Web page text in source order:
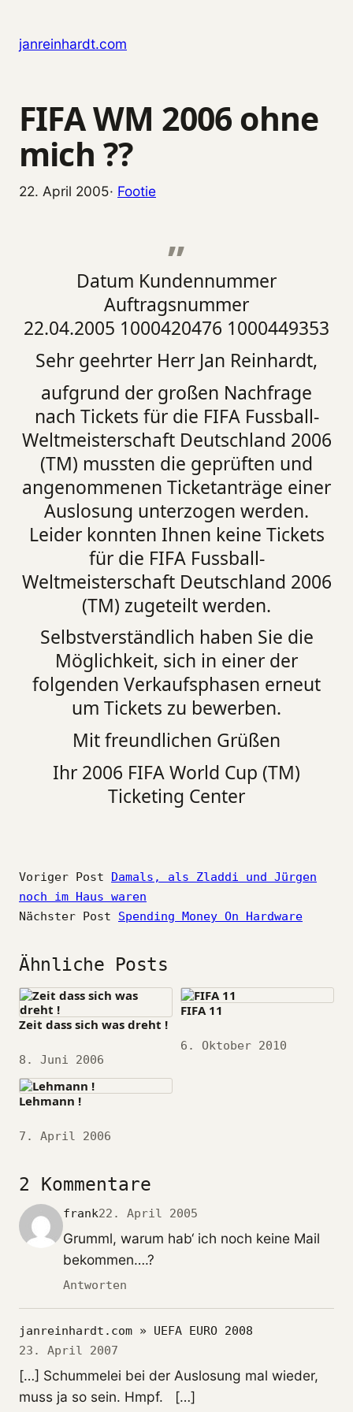
janreinhardt.com
FIFA WM 2006 ohne
mich ??
22. April 2005· Footie
Datum Kundennummer
Auftragsnummer
22.04.2005 1000420476 1000449353
Sehr geehrter Herr Jan Reinhardt,
aufgrund der großen Nachfrage
nach Tickets für die FIFA Fussball-
Weltmeisterschaft Deutschland 2006
(TM) mussten die geprüften und
angenommenen Ticketanträge einer
Auslosung unterzogen werden.
Leider konnten Ihnen keine Tickets
für die FIFA Fussball-
Weltmeisterschaft Deutschland 2006
(TM) zugeteilt werden.
Selbstverständlich haben Sie die
Möglichkeit, sich in einer der
folgenden Verkaufsphasen erneut
um Tickets zu bewerben.
Mit freundlichen Grüßen
Ihr 2006 FIFA World Cup (TM)
Ticketing Center
Voriger Post
Damals, als Zladdi und Jürgen
noch im Haus waren
Nächster Post
Spending Money On Hardware
Ähnliche Posts
Zeit dass sich was dreht !
Datum
8. Juni 2006
FIFA 11
Datum
6. Oktober 2010
Lehmann !
Datum
7. April 2006
2 Kommentare
frank22. April 2005
Grumml, warum hab‘ ich noch keine Mail
bekommen….?
Antworten
janreinhardt.com » UEFA EURO 2008
23. April 2007
[…] Schummelei bei der Auslosung mal wieder,
muss ja so sein. Hmpf. […]